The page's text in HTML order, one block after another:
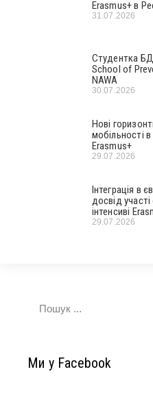
Erasmus+ в
31.07.2026
Студентка
School of
NAWA
30.07.2026
Нові
мобільності
Erasmus+
29.07.2026
Інтеграція в
досвід
інтенсиві
29.07.2026
Ми у Facebook